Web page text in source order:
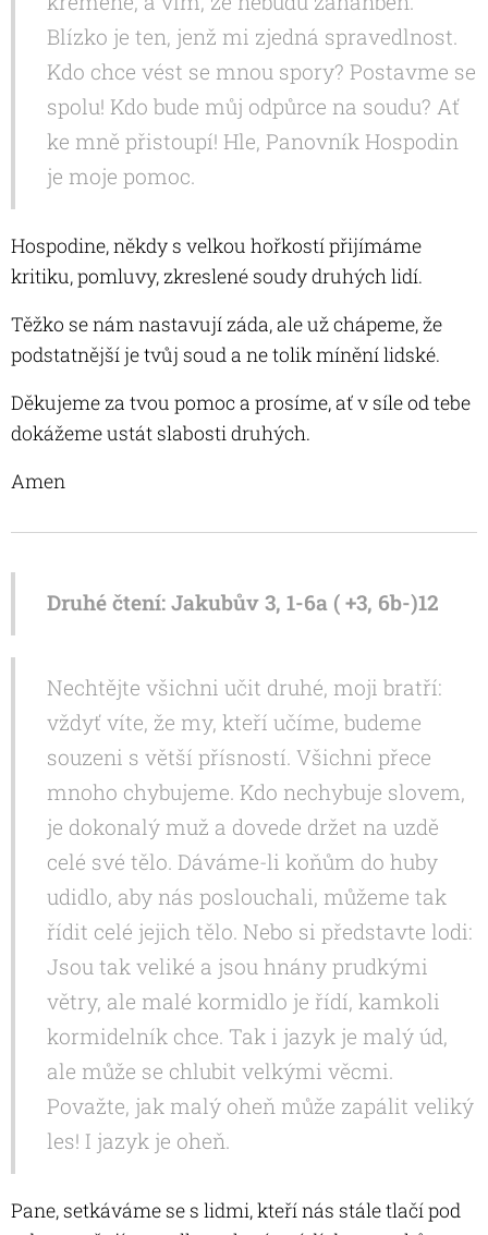
Blízko je ten, jenž mi zjedná spravedlnost.
Kdo chce vést se mnou spory? Postavme se
spolu! Kdo bude můj odpůrce na soudu? Ať
ke mně přistoupí! Hle, Panovník Hospodin
je moje pomoc.
Hospodine, někdy s velkou hořkostí přijímáme
kritiku, pomluvy, zkreslené soudy druhých lidí.
Těžko se nám nastavují záda, ale už chápeme, že
podstatnější je tvůj soud a ne tolik mínění lidské.
Děkujeme za tvou pomoc a prosíme, ať v síle od tebe
dokážeme ustát slabosti druhých.
Amen
Druhé čtení: Jakubův 3, 1-6a ( +3, 6b-)12
Nechtějte všichni učit druhé, moji bratří:
vždyť víte, že my, kteří učíme, budeme
souzeni s větší přísností. Všichni přece
mnoho chybujeme. Kdo nechybuje slovem,
je dokonalý muž a dovede držet na uzdě
celé své tělo. Dáváme-li koňům do huby
udidlo, aby nás poslouchali, můžeme tak
řídit celé jejich tělo. Nebo si představte lodi:
Jsou tak veliké a jsou hnány prudkými
větry, ale malé kormidlo je řídí, kamkoli
kormidelník chce. Tak i jazyk je malý úd,
ale může se chlubit velkými věcmi.
Považte, jak malý oheň může zapálit veliký
les! I jazyk je oheň.
Pane, setkáváme se s lidmi, kteří nás stále tlačí pod